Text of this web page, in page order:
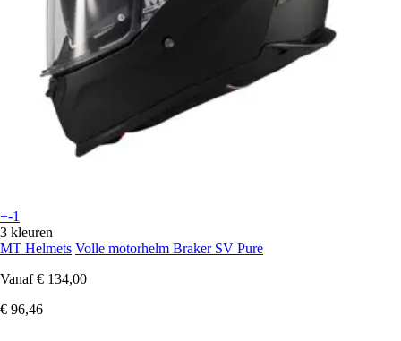
+-1
3 kleuren
MT Helmets Volle motorhelm Braker SV Pure
Vanaf € 134,00
€ 96,46